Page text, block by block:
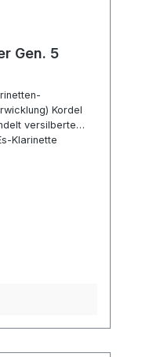
Gen. 5
Kordel
versilberte